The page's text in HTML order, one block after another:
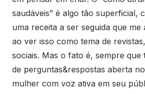
saudáveis” é algo tão superficial,
uma receita a ser seguida que
ao ver isso como tema de
sociais. Mas o fato é, sempre que
de perguntas&respostas aberta
mulher com voz ativa em seu